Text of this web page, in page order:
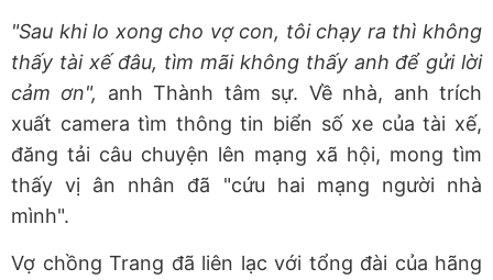
"Sau khi lo xong cho vợ con, tôi chạy ra thì không
thấy tài xế đâu, tìm mãi không thấy anh để gửi lời
cảm ơn", anh Thành tâm sự. Về nhà, anh trích
xuất camera tìm thông tin biển số xe của tài xế,
đăng tải câu chuyện lên mạng xã hội, mong tìm
thấy vị ân nhân đã "cứu hai mạng người nhà
mình".
Vợ chồng Trang đã liên lạc với tổng đài của hãng